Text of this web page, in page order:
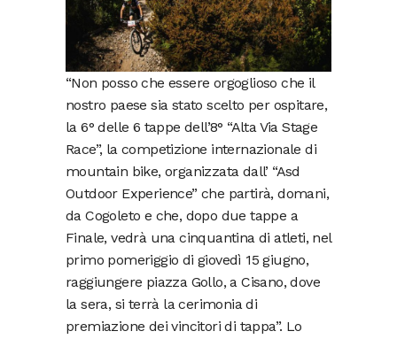
“Non posso che essere orgoglioso che il
nostro paese sia stato scelto per ospitare,
la 6° delle 6 tappe dell’8° “Alta Via Stage
Race”, la competizione internazionale di
mountain bike, organizzata dall’ “Asd
Outdoor Experience” che partirà, domani,
da Cogoleto e che, dopo due tappe a
Finale, vedrà una cinquantina di atleti, nel
primo pomeriggio di giovedì 15 giugno,
raggiungere piazza Gollo, a Cisano, dove
la sera, si terrà la cerimonia di
premiazione dei vincitori di tappa”. Lo